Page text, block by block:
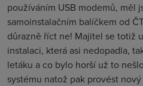
používáním USB modemů, měl
samoinstalačním balíčkem od
důrazně říct ne! Majitel se totiž
instalaci, která asi nedopadla,
letáku a co bylo horší už to
systému natož pak provést